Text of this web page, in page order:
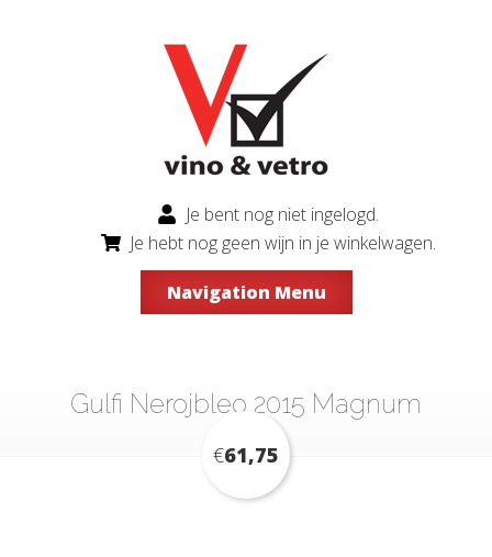
Je bent nog niet ingelogd.
Je hebt nog geen wijn in je winkelwagen.
Navigation Menu
Gulfi Nerojbleo 2015 Magnum
€61,75